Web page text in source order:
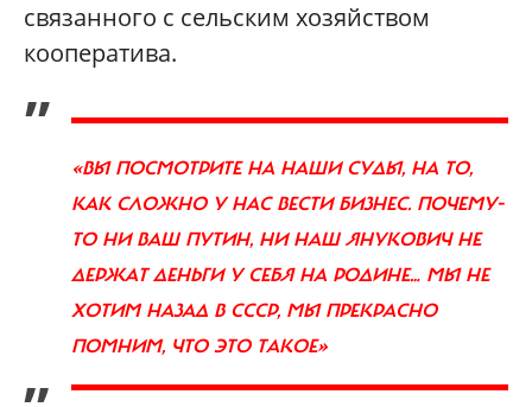
связанного с сельским хозяйством
кооператива.
„
«ВЫ ПОСМОТРИТЕ НА НАШИ СУДЫ, НА ТО,
КАК СЛОЖНО У НАС ВЕСТИ БИЗНЕС. ПОЧЕМУ-
ТО НИ ВАШ ПУТИН, НИ НАШ ЯНУКОВИЧ НЕ
ДЕРЖАТ ДЕНЬГИ У СЕБЯ НА РОДИНЕ… МЫ НЕ
ХОТИМ НАЗАД В СССР, МЫ ПРЕКРАСНО
ПОМНИМ, ЧТО ЭТО ТАКОЕ»